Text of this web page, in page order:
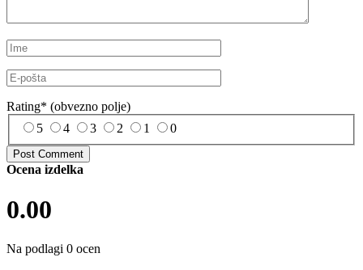
Rating* (obvezno polje)
5
4 3 2 1 0
Ocena izdelka
0.00
Na podlagi 0 ocen